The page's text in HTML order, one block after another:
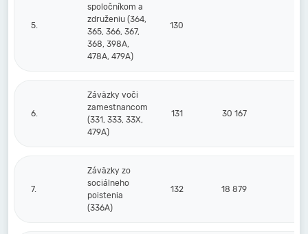
5.
spoločníkom a
združeniu (364,
365, 366, 367,
368, 398A,
478A, 479A)
130
6.
Záväzky voči
zamestnancom
(331, 333, 33X,
479A)
131 30 167
7.
Záväzky zo
sociálneho
poistenia
(336A)
132 18 879